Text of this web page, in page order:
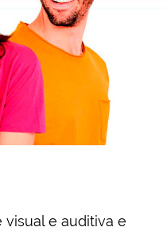
visual e auditiva e